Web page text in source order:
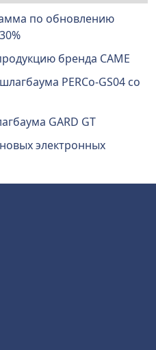
по обновлению
бренда CAME
PERCo-GS04 со
GARD GT
электронных